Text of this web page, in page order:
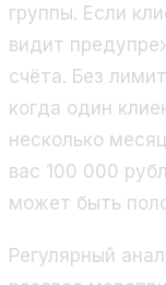
группы. Если
видит
счёта. Без
когда один
несколько
вас 100 000
может быть
Регулярный